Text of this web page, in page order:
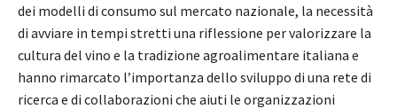
dei modelli di consumo sul mercato nazionale, la necessità
di avviare in tempi stretti una riflessione per valorizzare la
cultura del vino e la tradizione agroalimentare italiana e
hanno rimarcato l’importanza dello sviluppo di una rete di
ricerca e di collaborazioni che aiuti le organizzazioni